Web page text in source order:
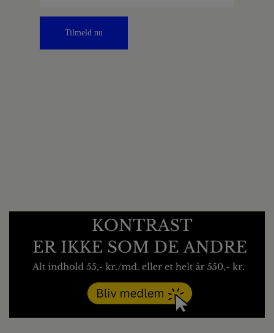
Tilmeld nu